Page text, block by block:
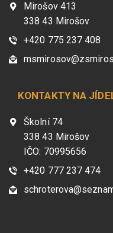
Mirošov 413
338 43 Mirošov
+420 775 237 408
KONTAKTY NA
Školní 74
338 43 Mirošov
IČO: 70995656
+420 777 237 474